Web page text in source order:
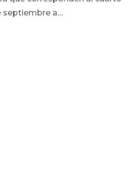
septiembre a…